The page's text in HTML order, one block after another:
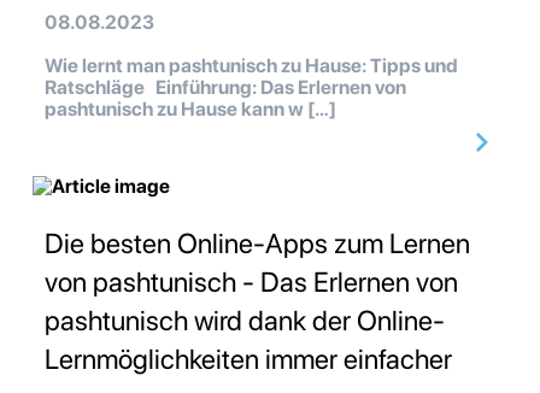
08.08.2023
Wie lernt man pashtunisch zu Hause: Tipps und
Ratschläge Einführung: Das Erlernen von
pashtunisch zu Hause kann w […]
Die besten Online-Apps zum Lernen
von pashtunisch - Das Erlernen von
pashtunisch wird dank der Online-
Lernmöglichkeiten immer einfacher